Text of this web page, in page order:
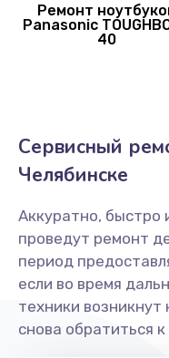
Замена
Замена
Ремонт
Panasonic
40
Сервисный
Челябинске
Аккуратно, быстро
проведут ремонт
период
если во время
техники
снова обратиться